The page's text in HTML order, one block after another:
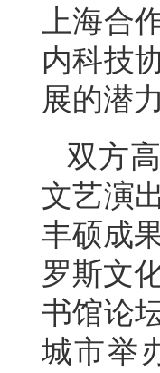
上海合
内科技
展的潜力
双方
文艺演
丰硕成
罗斯文
书馆论
城市举